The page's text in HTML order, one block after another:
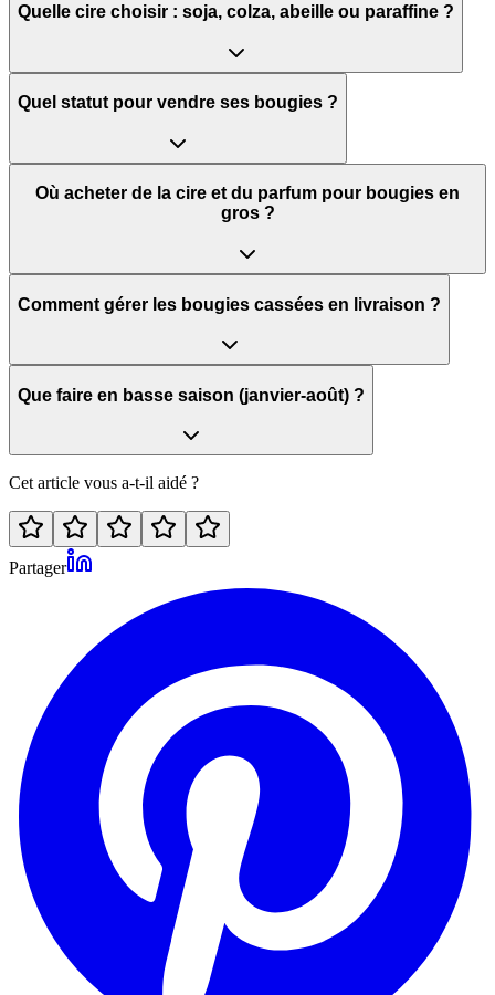
Quelle cire choisir : soja, colza, abeille ou paraffine ?
Quel statut pour vendre ses bougies ?
Où acheter de la cire et du parfum pour bougies en
gros ?
Comment gérer les bougies cassées en livraison ?
Que faire en basse saison (janvier-août) ?
Cet article vous a-t-il aidé ?
Partager